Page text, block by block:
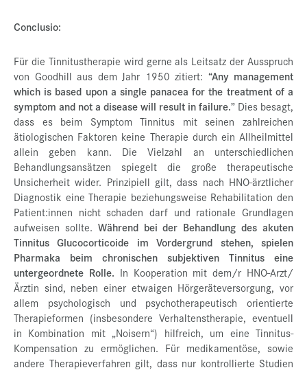
Conclusio:
Für die Tinnitustherapie wird gerne als Leitsatz der Ausspruch
von Goodhill aus dem Jahr 1950 zitiert: “Any management
which is based upon a single panacea for the treatment of a
symptom and not a disease will result in failure.” Dies besagt,
dass es beim Symptom Tinnitus mit seinen zahlreichen
ätiologischen Faktoren keine Therapie durch ein Allheilmittel
allein geben kann. Die Vielzahl an unterschiedlichen
Behandlungsansätzen spiegelt die große therapeutische
Unsicherheit wider. Prinzipiell gilt, dass nach HNO-ärztlicher
Diagnostik eine Therapie beziehungsweise Rehabilitation den
Patient:innen nicht schaden darf und rationale Grundlagen
aufweisen sollte. Während bei der Behandlung des akuten
Tinnitus Glucocorticoide im Vordergrund stehen, spielen
Pharmaka beim chronischen subjektiven Tinnitus eine
untergeordnete Rolle. In Kooperation mit dem/r HNO-Arzt/
Ärztin sind, neben einer etwaigen Hörgeräteversorgung, vor
allem psychologisch und psychotherapeutisch orientierte
Therapieformen (insbesondere Verhaltenstherapie, eventuell
in Kombination mit „Noisern“) hilfreich, um eine Tinnitus-
Kompensation zu ermöglichen. Für medikamentöse, sowie
andere Therapieverfahren gilt, dass nur kontrollierte Studien